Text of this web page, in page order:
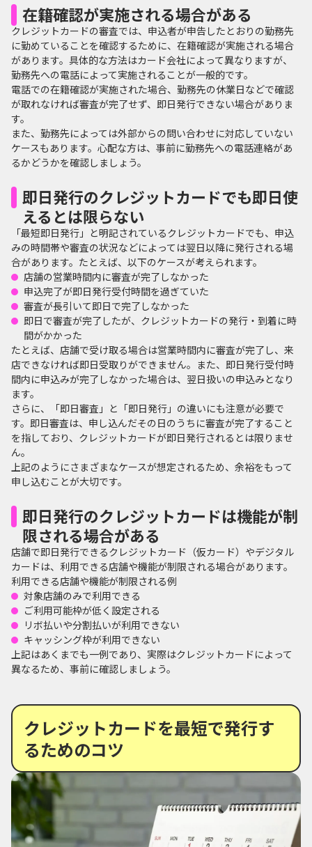
在籍確認が実施される場合がある
クレジットカードの審査では、申込者が申告したとおりの勤務先
に勤めていることを確認するために、在籍確認が実施される場合
があります。具体的な方法はカード会社によって異なりますが、
勤務先への電話によって実施されることが一般的です。
電話での在籍確認が実施された場合、勤務先の休業日などで確認
が取れなければ審査が完了せず、即日発行できない場合がありま
す。
また、勤務先によっては外部からの問い合わせに対応していない
ケースもあります。心配な方は、事前に勤務先への電話連絡があ
るかどうかを確認しましょう。
即日発行のクレジットカードでも即日使
えるとは限らない
「最短即日発行」と明記されているクレジットカードでも、申込
みの時間帯や審査の状況などによっては翌日以降に発行される場
合があります。たとえば、以下のケースが考えられます。
店舗の営業時間内に審査が完了しなかった
申込完了が即日発行受付時間を過ぎていた
審査が長引いて即日で完了しなかった
即日で審査が完了したが、クレジットカードの発行・到着に時
間がかかった
たとえば、店舗で受け取る場合は営業時間内に審査が完了し、来
店できなければ即日受取りができません。また、即日発行受付時
間内に申込みが完了しなかった場合は、翌日扱いの申込みとなり
ます。
さらに、「即日審査」と「即日発行」の違いにも注意が必要で
す。即日審査は、申し込んだその日のうちに審査が完了すること
を指しており、クレジットカードが即日発行されるとは限りませ
ん。
上記のようにさまざまなケースが想定されるため、余裕をもって
申し込むことが大切です。
即日発行のクレジットカードは機能が制
限される場合がある
店舗で即日発行できるクレジットカード（仮カード）やデジタル
カードは、利用できる店舗や機能が制限される場合があります。
利用できる店舗や機能が制限される例
対象店舗のみで利用できる
ご利用可能枠が低く設定される
リボ払いや分割払いが利用できない
キャッシング枠が利用できない
上記はあくまでも一例であり、実際はクレジットカードによって
異なるため、事前に確認しましょう。
クレジットカードを最短で発行す
るためのコツ